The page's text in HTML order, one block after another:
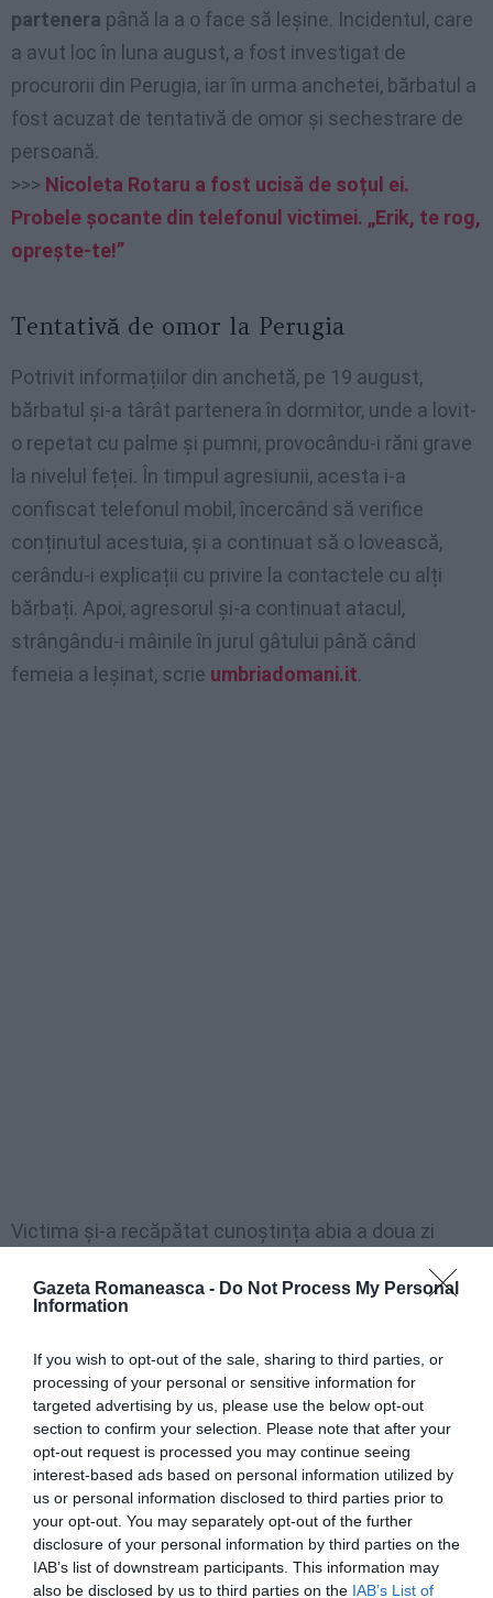
Gazeta Romaneasca - Do Not Process My Personal
Information
If you wish to opt-out of the sale, sharing to third parties, or
processing of your personal or sensitive information for
targeted advertising by us, please use the below opt-out
section to confirm your selection. Please note that after your
opt-out request is processed you may continue seeing
interest-based ads based on personal information utilized by
us or personal information disclosed to third parties prior to
your opt-out. You may separately opt-out of the further
disclosure of your personal information by third parties on the
IAB’s list of downstream participants. This information may
also be disclosed by us to third parties on the IAB’s List of
partenera până la a o face să leșine. Incidentul, care
a avut loc în luna august, a fost investigat de
procurorii din Perugia, iar în urma anchetei, bărbatul a
fost acuzat de tentativă de omor și sechestrare de
persoană.
>>> Nicoleta Rotaru a fost ucisă de soțul ei.
Probele șocante din telefonul victimei. „Erik, te rog,
oprește-te!”
Tentativă de omor la Perugia
Potrivit informațiilor din anchetă, pe 19 august,
bărbatul și-a târât partenera în dormitor, unde a lovit-
o repetat cu palme și pumni, provocându-i răni grave
la nivelul feței. În timpul agresiunii, acesta i-a
confiscat telefonul mobil, încercând să verifice
conținutul acestuia, și a continuat să o lovească,
cerându-i explicații cu privire la contactele cu alți
bărbați. Apoi, agresorul și-a continuat atacul,
strângându-i mâinile în jurul gâtului până când
femeia a leșinat, scrie umbriadomani.it.
Victima și-a recăpătat cunoștința abia a doua zi
dimineața, cu multiple fracturi faciale, traumatisme
cranio-faciale și o perforație de timpan, leziuni pentru
40 de zile. După atac, bărbatul i-a luat cheile
apartamentului, lăsând-o pe femeie incapabilă să
ceară ajutor sau să părăsească locuința. Abia trei
zile mai târziu, văzând starea gravă în care se afla
victima, agresorul i-a înapoiat telefonul, permițându-i
să sune la serviciile de urgență. Cu toate acestea, a
constrâns-o să spună că rănile au fost cauzate de o